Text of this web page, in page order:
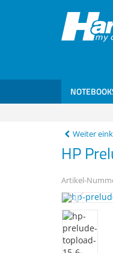
Weiter
HP
Artikel-